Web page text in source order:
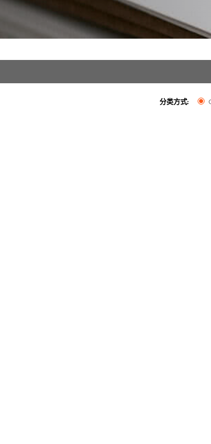
分类方式: